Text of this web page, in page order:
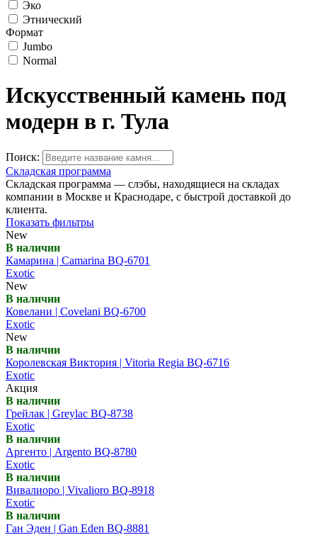
Эко
Этнический
Формат
Jumbo
Normal
Искусственный камень под
модерн в г. Тула
Поиск:
Складская программа
Складская программа — слэбы, находящиеся на складах
компании в Москве и Краснодаре, с быстрой доставкой до
клиента.
Показать фильтры
New
В наличии
Камарина | Camarina BQ-6701
Exotic
New
В наличии
Ковелани | Covelani BQ-6700
Exotic
New
В наличии
Королевская Виктория | Vitoria Regia BQ-6716
Exotic
Акция
В наличии
Грейлак | Greylac BQ-8738
Exotic
В наличии
Аргенто | Argento BQ-8780
Exotic
В наличии
Вивалиоро | Vivalioro BQ-8918
Exotic
В наличии
Ган Эден | Gan Eden BQ-8881